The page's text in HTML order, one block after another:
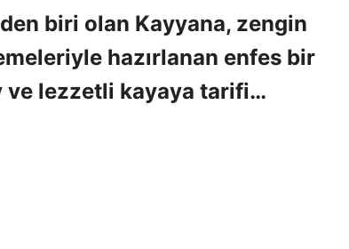
biri olan Kayyana, zengin
hazırlanan enfes bir
ve lezzetli kayaya tarifi…